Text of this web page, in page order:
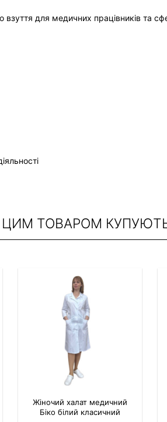
для медичних працівників та
ЦИМ ТОВАРОМ
Жіночий халат медичний
Біко білий класичний